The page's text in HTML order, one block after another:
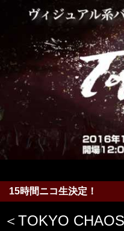
15時間ニコ生決定！
＜TOKYO